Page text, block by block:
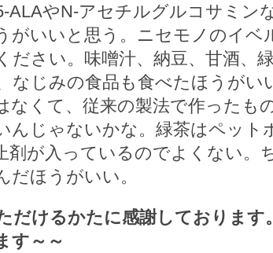
ALAやN-アセチルグルコサミン
がいいと思う。ニセモノのイベ
ださい。味噌汁、納豆、甘酒、
なじみの食品も食べたほうがい
なくて、従来の製法で作ったも
んじゃないかな。緑茶はペット
剤が入っているのでよくない。
だほうがいい。
だけるかたに感謝しております
す～～